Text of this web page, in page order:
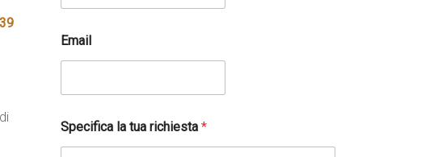
Email
Specifica la tua richiesta*